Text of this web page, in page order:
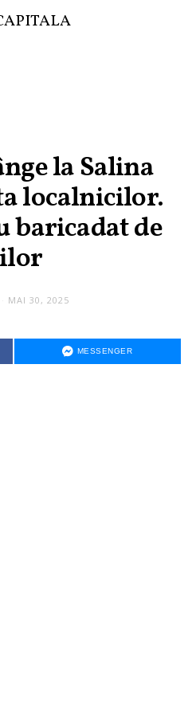
la Salina
localnicilor.
baricadat de
MAI 30, 2025
MESSENGER